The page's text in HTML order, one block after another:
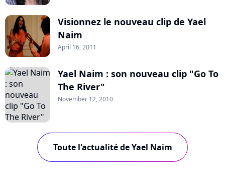
Visionnez le nouveau clip de Yael
Naim
April 16, 2011
Yael Naim : son nouveau clip "Go To
The River"
November 12, 2010
Toute l'actualité de Yael Naim